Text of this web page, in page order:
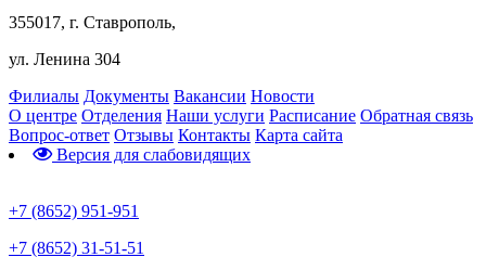
355017, г. Ставрополь,
ул. Ленина 304
Филиалы Документы Вакансии Новости
О центре Отделения Наши услуги Расписание Обратная связь
Вопрос-ответ Отзывы Контакты Карта сайта
Версия для слабовидящих
+7 (8652) 951-951
+7 (8652) 31-51-51